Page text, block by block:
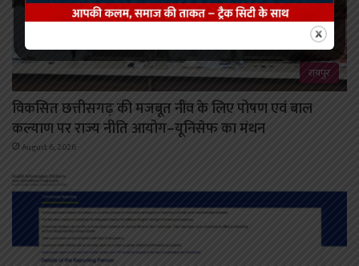
रायपुर
विकसित छत्तीसगढ़ की मजबूत नींव के लिए पोषण एवं बाल
कल्याण पर राज्य नीति आयोग–यूनिसेफ का मंथन
August 6, 2026